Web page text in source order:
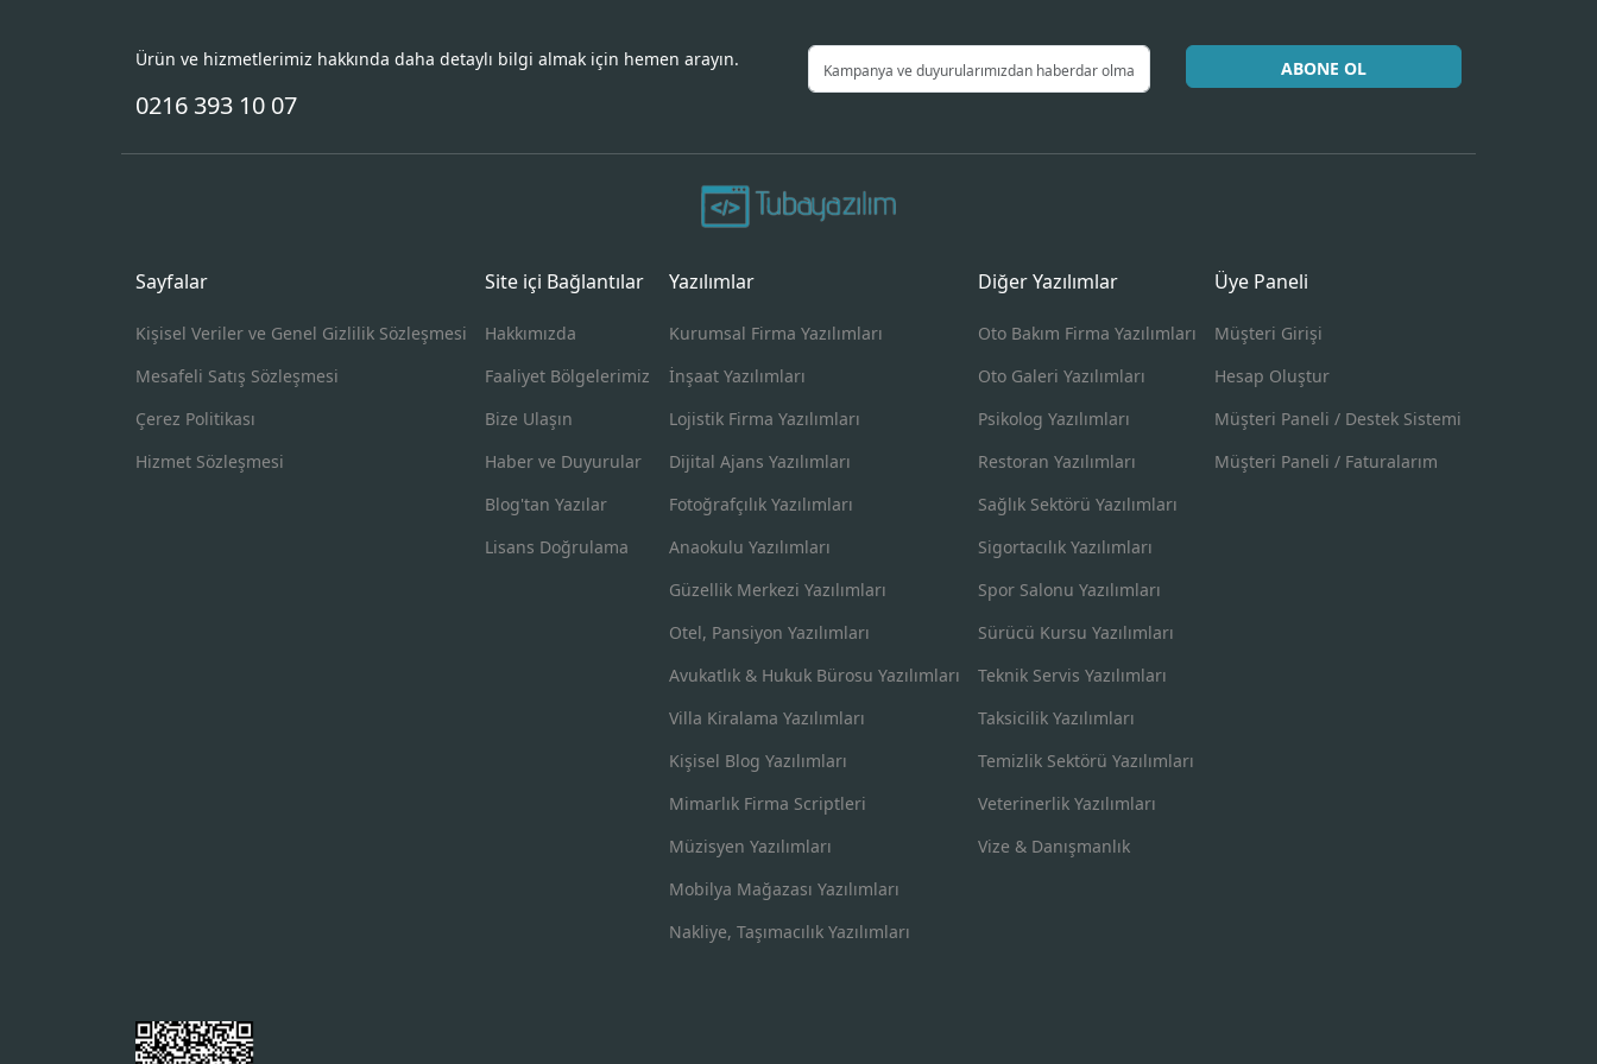
Ürün ve hizmetlerimiz hakkında daha detaylı bilgi almak için hemen arayın.
0216 393 10 07
ABONE OL
Sayfalar
Kişisel Veriler ve Genel Gizlilik Sözleşmesi
Mesafeli Satış Sözleşmesi
Çerez Politikası
Hizmet Sözleşmesi
Site içi Bağlantılar
Hakkımızda
Faaliyet Bölgelerimiz
Bize Ulaşın
Haber ve Duyurular
Blog'tan Yazılar
Lisans Doğrulama
Yazılımlar
Kurumsal Firma Yazılımları
İnşaat Yazılımları
Lojistik Firma Yazılımları
Dijital Ajans Yazılımları
Fotoğrafçılık Yazılımları
Anaokulu Yazılımları
Güzellik Merkezi Yazılımları
Otel, Pansiyon Yazılımları
Avukatlık & Hukuk Bürosu Yazılımları
Villa Kiralama Yazılımları
Kişisel Blog Yazılımları
Mimarlık Firma Scriptleri
Müzisyen Yazılımları
Mobilya Mağazası Yazılımları
Nakliye, Taşımacılık Yazılımları
Diğer Yazılımlar
Oto Bakım Firma Yazılımları
Oto Galeri Yazılımları
Psikolog Yazılımları
Restoran Yazılımları
Sağlık Sektörü Yazılımları
Sigortacılık Yazılımları
Spor Salonu Yazılımları
Sürücü Kursu Yazılımları
Teknik Servis Yazılımları
Taksicilik Yazılımları
Temizlik Sektörü Yazılımları
Veterinerlik Yazılımları
Vize & Danışmanlık
Üye Paneli
Müşteri Girişi
Hesap Oluştur
Müşteri Paneli / Destek Sistemi
Müşteri Paneli / Faturalarım